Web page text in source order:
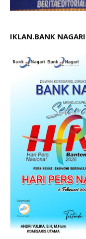
IKLAN.BANK NAGARI